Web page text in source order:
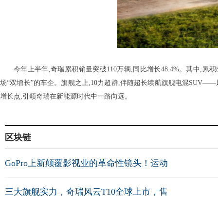
今年上半年,奇瑞累积销量突破110万辆,同比增长48.4%。其中,累
场“双增长”的车企。旗舰之上,10力超群,伴随超长续航旗舰电混
增长点,引领奇瑞在新能源时代中一路向远。
区块链
GoPro上新颠覆影视业的革命性镜头！运动
三大旗舰实力，奇瑞风云T10全球上市，售